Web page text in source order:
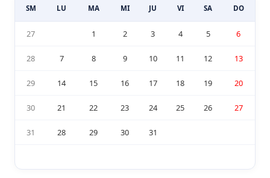
SM LU MA MI JU VI SA DO
27 1 2 3 4 5 6
28 7 8 9 10 11 12 13
29 14 15 16 17 18 19 20
30 21 22 23 24 25 26 27
31 28 29 30 31